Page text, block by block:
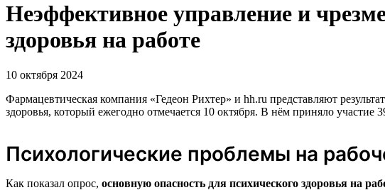
Неэффективное управление и
здоровья на работе
10 октября 2024
Фармацевтическая компания «Гедеон Рихтер» и hh.ru представляют
здоровья, который ежегодно отмечается 10 октября. В нём приняло участие
Психологические проблемы на
Как показал опрос, основную опасность для психического здоровья на